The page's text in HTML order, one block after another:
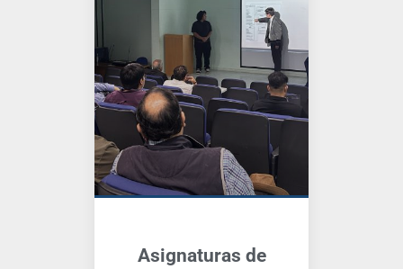
Asignaturas de